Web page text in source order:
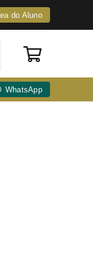
do Aluno
WhatsApp